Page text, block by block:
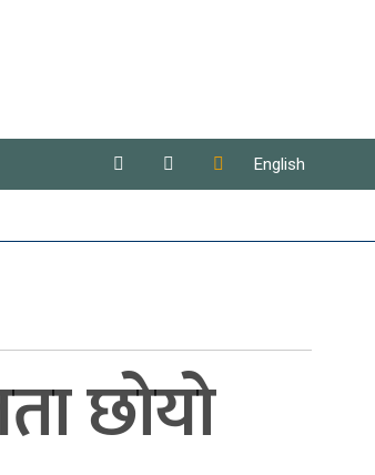
English
छोयो